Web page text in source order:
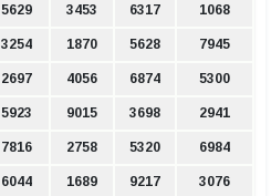
5629 3453 6317 1068
3254 1870 5628 7945
2697 4056 6874 5300
5923 9015 3698 2941
7816 2758 5320 6984
6044 1689 9217 3076